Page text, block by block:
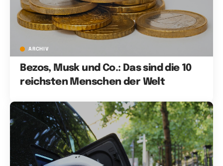
ARCHIV
Bezos, Musk und Co.: Das sind die 10
reichsten Menschen der Welt